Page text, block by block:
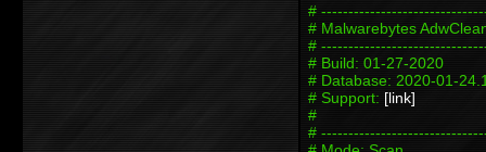
#
# Malwarebytes
#
# Build: 01-27-2020
# Database: 2020-01-
# Support: [link]
#
#